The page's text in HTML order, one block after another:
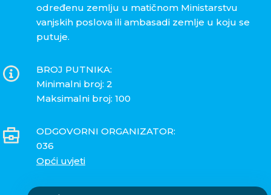
određenu zemlju u matičnom Ministarstvu
vanjskih poslova ili ambasadi zemlje u koju se
putuje.
BROJ PUTNIKA:
Minimalni broj: 2
Maksimalni broj: 100
ODGOVORNI ORGANIZATOR:
036
Opći uvjeti